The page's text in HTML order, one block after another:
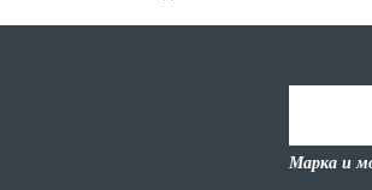
Марка и